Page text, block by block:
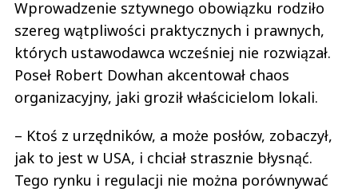
Wprowadzenie sztywnego obowiązku rodziło
szereg wątpliwości praktycznych i prawnych,
których ustawodawca wcześniej nie rozwiązał.
Poseł Robert Dowhan akcentował chaos
organizacyjny, jaki groził właścicielom lokali.
– Ktoś z urzędników, a może posłów, zobaczył,
jak to jest w USA, i chciał strasznie błysnąć.
Tego rynku i regulacji nie można porównywać